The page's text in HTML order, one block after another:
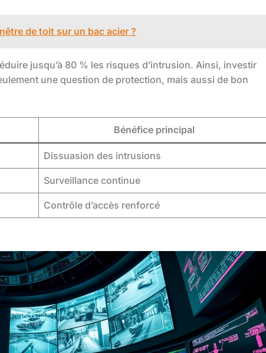
de toit sur un bac acier ?
jusqu’à 80 % les risques d’intrusion. Ainsi, investir
une question de protection, mais aussi de bon
Bénéfice principal
Dissuasion des intrusions
Surveillance continue
Contrôle d’accès renforcé